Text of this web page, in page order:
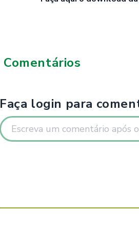
Comentários
Faça login para